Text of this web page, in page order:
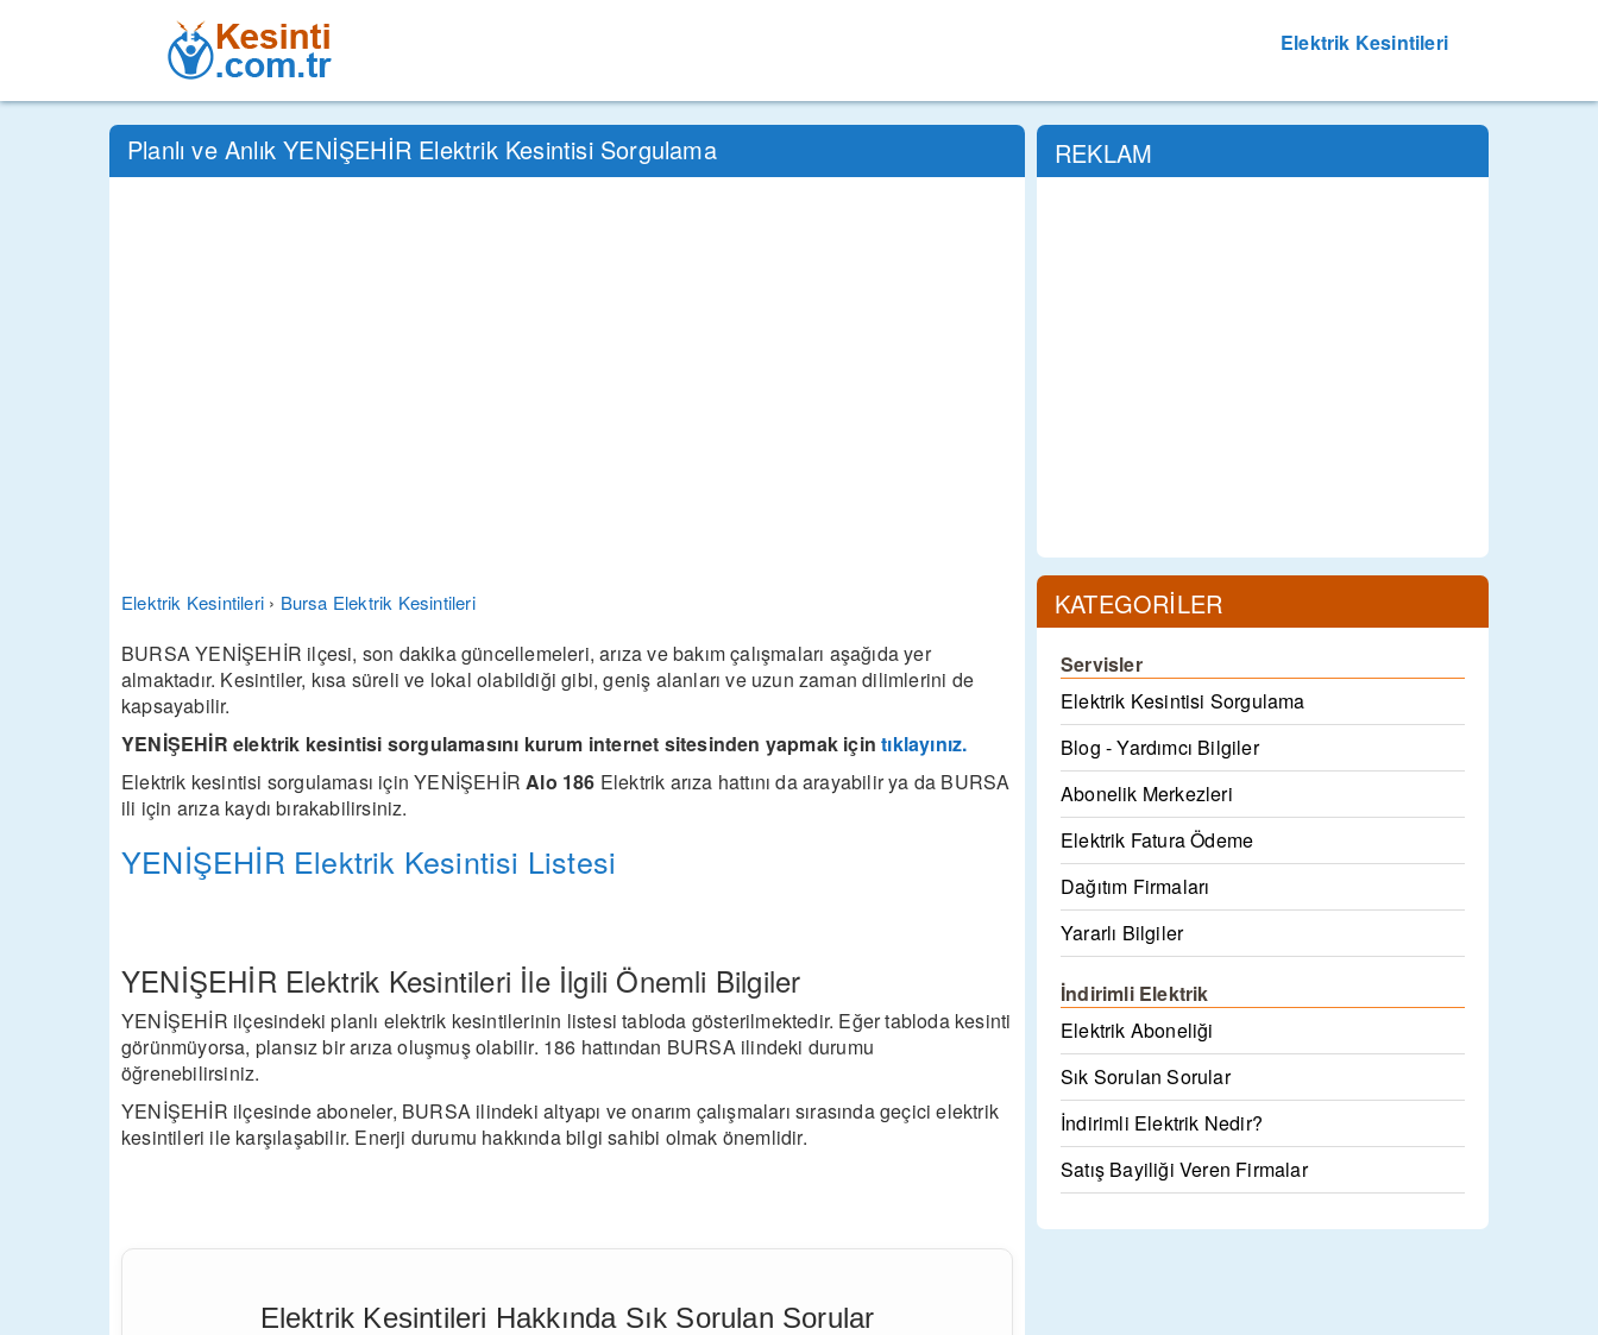
Elektrik Kesintileri
Planlı ve Anlık YENİŞEHİR Elektrik Kesintisi Sorgulama
Elektrik Kesintileri › Bursa Elektrik Kesintileri
BURSA YENİŞEHİR ilçesi, son dakika güncellemeleri, arıza ve bakım çalışmaları aşağıda yer
almaktadır. Kesintiler, kısa süreli ve lokal olabildiği gibi, geniş alanları ve uzun zaman dilimlerini de
kapsayabilir.
YENİŞEHİR elektrik kesintisi sorgulamasını kurum internet sitesinden yapmak içintıklayınız.
Elektrik kesintisi sorgulaması için YENİŞEHİR Alo 186 Elektrik arıza hattını da arayabilir ya da BURSA
ili için arıza kaydı bırakabilirsiniz.
YENİŞEHİR Elektrik Kesintisi Listesi
YENİŞEHİR Elektrik Kesintileri İle İlgili Önemli Bilgiler
YENİŞEHİR ilçesindeki planlı elektrik kesintilerinin listesi tabloda gösterilmektedir. Eğer tabloda kesinti
görünmüyorsa, plansız bir arıza oluşmuş olabilir. 186 hattından BURSA ilindeki durumu
öğrenebilirsiniz.
YENİŞEHİR ilçesinde aboneler, BURSA ilindeki altyapı ve onarım çalışmaları sırasında geçici elektrik
kesintileri ile karşılaşabilir. Enerji durumu hakkında bilgi sahibi olmak önemlidir.
Elektrik Kesintileri Hakkında Sık Sorulan Sorular
REKLAM
KATEGORİLER
Servisler
Elektrik Kesintisi Sorgulama
Blog - Yardımcı Bilgiler
Abonelik Merkezleri
Elektrik Fatura Ödeme
Dağıtım Firmaları
Yararlı Bilgiler
İndirimli Elektrik
Elektrik Aboneliği
Sık Sorulan Sorular
İndirimli Elektrik Nedir?
Satış Bayiliği Veren Firmalar